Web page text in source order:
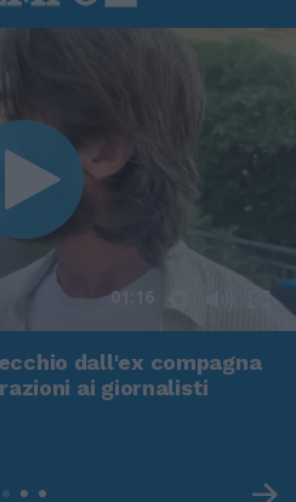
01:16
dall'ex compagna
ai giornalisti